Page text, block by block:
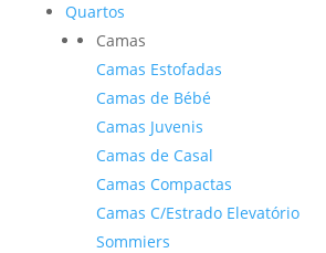
Quartos
Camas
Camas Estofadas
Camas de Bébé
Camas Juvenis
Camas de Casal
Camas Compactas
Camas C/Estrado Elevatório
Sommiers